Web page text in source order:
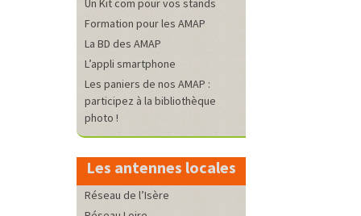
Un Kit com pour vos stands
Formation pour les AMAP
La BD des AMAP
L’appli smartphone
Les paniers de nos AMAP :
participez à la bibliothèque
photo !
Les antennes locales
Réseau de l’Isère